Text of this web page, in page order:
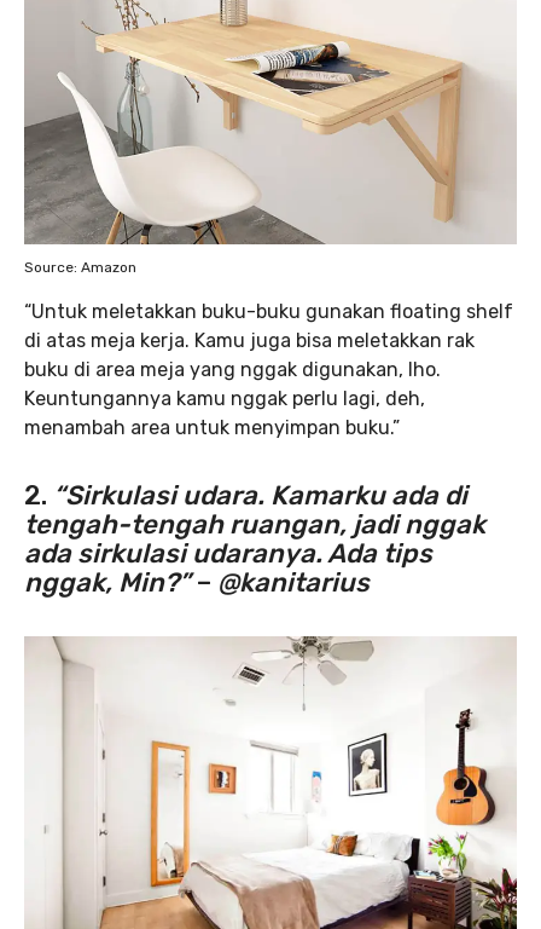
Source: Amazon
“Untuk meletakkan buku-buku gunakan floating shelf
di atas meja kerja. Kamu juga bisa meletakkan rak
buku di area meja yang nggak digunakan, lho.
Keuntungannya kamu nggak perlu lagi, deh,
menambah area untuk menyimpan buku.”
2. “Sirkulasi udara. Kamarku ada di
tengah-tengah ruangan, jadi nggak
ada sirkulasi udaranya. Ada tips
nggak, Min?”– @kanitarius